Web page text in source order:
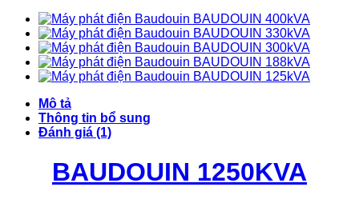
BAUDOUIN 400kVA
BAUDOUIN 330kVA
BAUDOUIN 300kVA
BAUDOUIN 188kVA
BAUDOUIN 125kVA
Mô tả
Thông tin bổ sung
Đánh giá (1)
BAUDOUIN 1250KVA